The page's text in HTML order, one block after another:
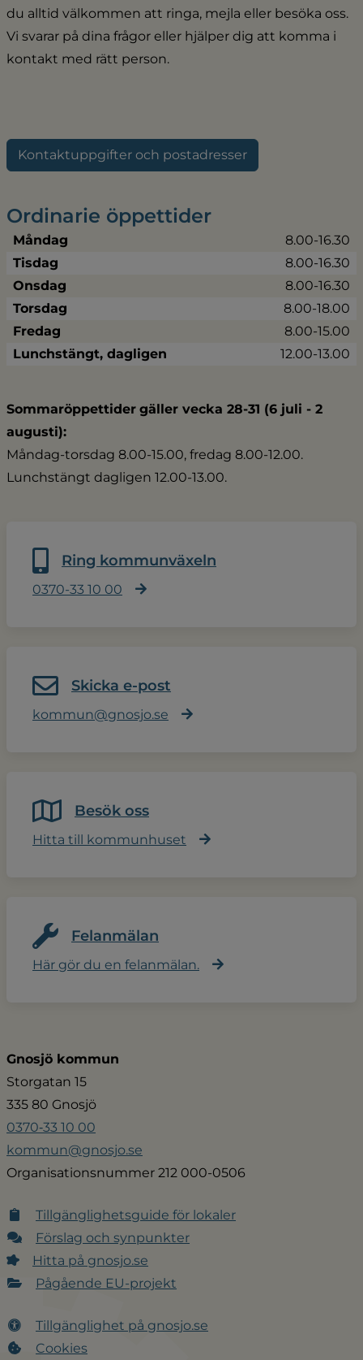
du alltid välkommen att ringa, mejla eller besöka oss.
Vi svarar på dina frågor eller hjälper dig att komma i
kontakt med rätt person.
Kontaktuppgifter och postadresser
Ordinarie öppettider
Måndag
8.00-16.30
Tisdag
8.00-16.30
Onsdag
8.00-16.30
Torsdag
8.00-18.00
Fredag
8.00-15.00
Lunchstängt, dagligen
12.00-13.00
Sommaröppettider gäller vecka 28-31 (6 juli - 2
augusti):
Måndag-torsdag 8.00-15.00, fredag 8.00-12.00.
Lunchstängt dagligen 12.00-13.00.
Ring kommunväxeln
0370-33 10 00
Skicka e-post
kommun@gnosjo.se
Besök oss
Hitta till kommunhuset
Felanmälan
Här gör du en felanmälan.
Gnosjö kommun
Storgatan 15
335 80 Gnosjö
0370‑33 10 00
kommun@gnosjo.se
Organisationsnummer 212 000-0506
Tillgänglighetsguide för lokaler
Förslag och synpunkter
Hitta på gnosjo.se
Pågående EU-projekt
Tillgänglighet på gnosjo.se
Cookies